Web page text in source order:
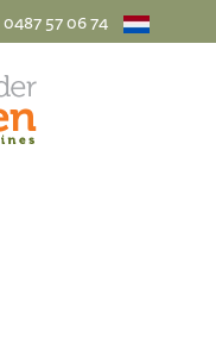
0487 57 06 74